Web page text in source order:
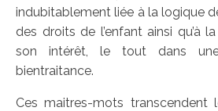
indubitablement liée à la logique
des droits de l’enfant ainsi qu’à
son intérêt, le tout dans
bientraitance.
Ces maitres-mots transcendent